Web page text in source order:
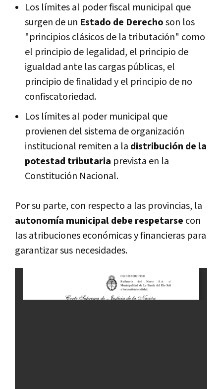
Los límites al poder fiscal municipal que
surgen de un Estado de Derechoson los
"principios clásicos de la tributación" como
el principio de legalidad, el principio de
igualdad ante las cargas públicas, el
principio de finalidad y el principio de no
confiscatoriedad.
Los límites al poder municipal que
provienen del sistema de organización
institucional remiten a la distribución de la
potestad tributaria prevista en la
Constitución Nacional.
Por su parte, con respecto a las provincias, la
autonomía municipal debe respetarse con
las atribuciones económicas y financieras para
garantizar sus necesidades.